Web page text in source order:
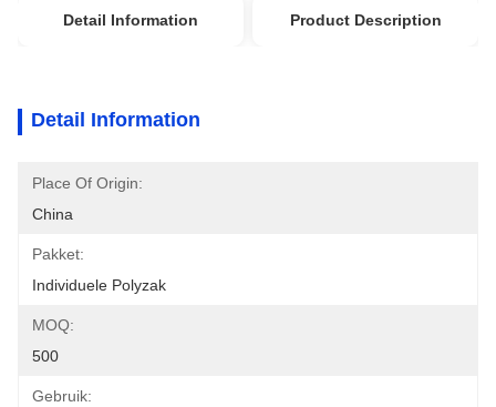
Detail Information Product Description
Detail Information
Place Of Origin:
China
Pakket:
Individuele Polyzak
MOQ:
500
Gebruik: